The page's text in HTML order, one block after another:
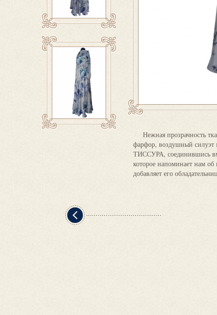
Нежная прозрачность
фарфор, воздушный силуэт
ТИССУРА, соединившись
которое напоминает нам
добавляет его